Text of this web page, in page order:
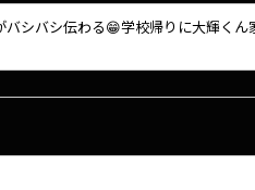
シバシ伝わる😁学校帰りに大輝く